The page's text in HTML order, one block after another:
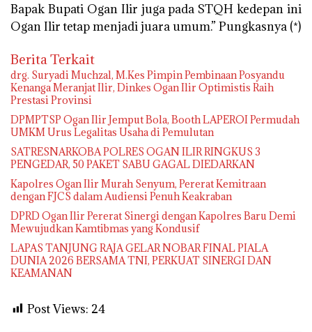
Bapak Bupati Ogan Ilir juga pada STQH kedepan ini
Ogan Ilir tetap menjadi juara umum.” Pungkasnya (*)
Berita Terkait
drg. Suryadi Muchzal, M.Kes Pimpin Pembinaan Posyandu
Kenanga Meranjat Ilir, Dinkes Ogan Ilir Optimistis Raih
Prestasi Provinsi
DPMPTSP Ogan Ilir Jemput Bola, Booth LAPEROI Permudah
UMKM Urus Legalitas Usaha di Pemulutan
SATRESNARKOBA POLRES OGAN ILIR RINGKUS 3
PENGEDAR, 50 PAKET SABU GAGAL DIEDARKAN
Kapolres Ogan Ilir Murah Senyum, Pererat Kemitraan
dengan FJCS dalam Audiensi Penuh Keakraban
DPRD Ogan Ilir Pererat Sinergi dengan Kapolres Baru Demi
Mewujudkan Kamtibmas yang Kondusif
LAPAS TANJUNG RAJA GELAR NOBAR FINAL PIALA
DUNIA 2026 BERSAMA TNI, PERKUAT SINERGI DAN
KEAMANAN
Post Views: 24